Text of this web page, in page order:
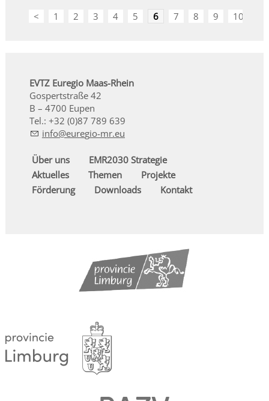
< 1 2 3 4 5 6 7 8 9 10
EVTZ Euregio Maas-Rhein
Gospertstraße 42
B – 4700 Eupen
Tel.: +32 (0)87 789 639
nf
r g -mr
Über uns
EMR2030 Strategie
Aktuelles
Themen
Projekte
Förderung
Downloads Kontakt